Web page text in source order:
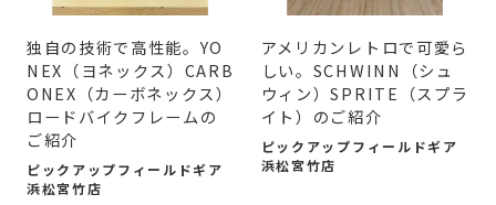
独自の技術で高性能。YO
NEX（ヨネックス）CARB
ONEX（カーボネックス）
ロードバイクフレームの
ご紹介
ピックアップフィールドギア
浜松宮竹店
アメリカンレトロで可愛ら
しい。SCHWINN（シュ
ウィン）SPRITE（スプラ
イト）のご紹介
ピックアップフィールドギア
浜松宮竹店